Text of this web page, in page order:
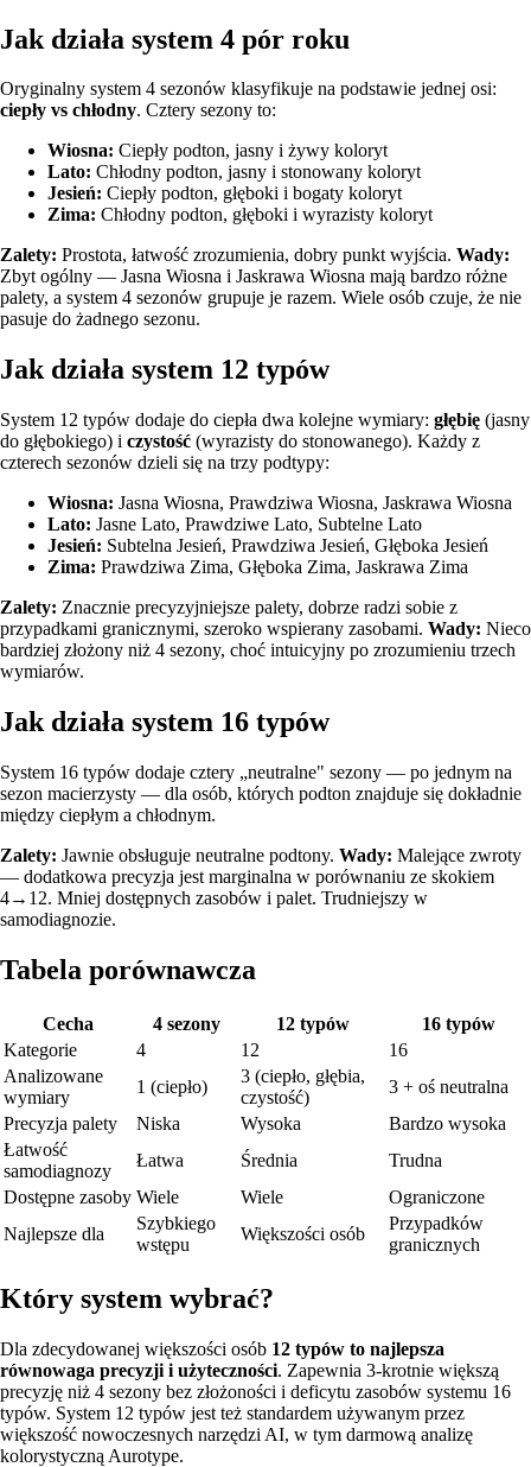
Jak działa system 4 pór roku
Oryginalny system 4 sezonów klasyfikuje na podstawie jednej osi:
ciepły vs chłodny. Cztery sezony to:
Wiosna: Ciepły podton, jasny i żywy koloryt
Lato: Chłodny podton, jasny i stonowany koloryt
Jesień: Ciepły podton, głęboki i bogaty koloryt
Zima: Chłodny podton, głęboki i wyrazisty koloryt
Zalety: Prostota, łatwość zrozumienia, dobry punkt wyjścia. Wady:
Zbyt ogólny — Jasna Wiosna i Jaskrawa Wiosna mają bardzo różne
palety, a system 4 sezonów grupuje je razem. Wiele osób czuje, że nie
pasuje do żadnego sezonu.
Jak działa system 12 typów
System 12 typów dodaje do ciepła dwa kolejne wymiary: głębię (jasny
do głębokiego) i czystość (wyrazisty do stonowanego). Każdy z
czterech sezonów dzieli się na trzy podtypy:
Wiosna: Jasna Wiosna, Prawdziwa Wiosna, Jaskrawa Wiosna
Lato: Jasne Lato, Prawdziwe Lato, Subtelne Lato
Jesień: Subtelna Jesień, Prawdziwa Jesień, Głęboka Jesień
Zima: Prawdziwa Zima, Głęboka Zima, Jaskrawa Zima
Zalety: Znacznie precyzyjniejsze palety, dobrze radzi sobie z
przypadkami granicznymi, szeroko wspierany zasobami. Wady: Nieco
bardziej złożony niż 4 sezony, choć intuicyjny po zrozumieniu trzech
wymiarów.
Jak działa system 16 typów
System 16 typów dodaje cztery „neutralne" sezony — po jednym na
sezon macierzysty — dla osób, których podton znajduje się dokładnie
między ciepłym a chłodnym.
Zalety: Jawnie obsługuje neutralne podtony. Wady: Malejące zwroty
— dodatkowa precyzja jest marginalna w porównaniu ze skokiem
4→12. Mniej dostępnych zasobów i palet. Trudniejszy w
samodiagnozie.
Tabela porównawcza
Cecha 4 sezony 12 typów
16 typów
Kategorie
4 12
16
Analizowane
wymiary
1 (ciepło)
3 (ciepło, głębia,
czystość)
3 + oś neutralna
Precyzja palety
Niska Wysoka
Bardzo wysoka
Łatwość
samodiagnozy
Łatwa Średnia
Trudna
Dostępne zasoby Wiele Wiele
Ograniczone
Najlepsze dla
Szybkiego
wstępu
Większości osób
Przypadków
granicznych
Który system wybrać?
Dla zdecydowanej większości osób 12 typów to najlepsza
równowaga precyzji i użyteczności. Zapewnia 3-krotnie większą
precyzję niż 4 sezony bez złożoności i deficytu zasobów systemu 16
typów. System 12 typów jest też standardem używanym przez
większość nowoczesnych narzędzi AI, w tym darmową analizę
kolorystyczną Aurotype.